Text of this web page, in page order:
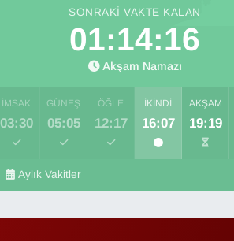
SONRAKI VAKTE KALAN
01:14:15
Akşam Namazı
İMSAK
03:30
GÜNEŞ
05:05
ÖĞLE
12:17
İKINDI
16:07
AKŞAM
19:19
Aylık Vakitler